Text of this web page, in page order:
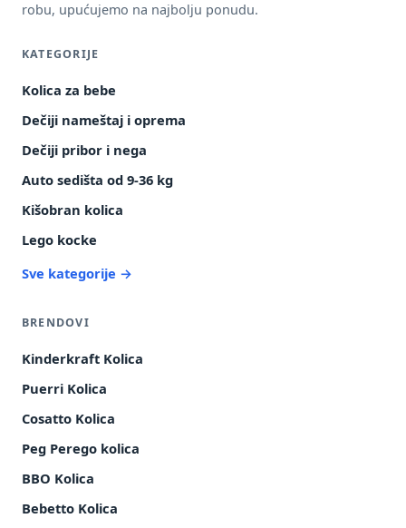
robu, upućujemo na najbolju ponudu.
KATEGORIJE
Kolica za bebe
Dečiji nameštaj i oprema
Dečiji pribor i nega
Auto sedišta od 9-36 kg
Kišobran kolica
Lego kocke
Sve kategorije →
BRENDOVI
Kinderkraft Kolica
Puerri Kolica
Cosatto Kolica
Peg Perego kolica
BBO Kolica
Bebetto Kolica